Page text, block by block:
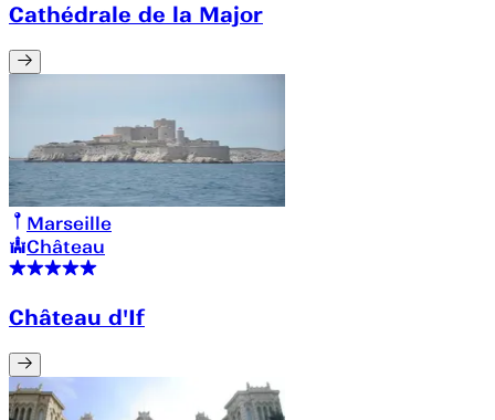
Cathédrale de la Major
Marseille
Château
Château d'If